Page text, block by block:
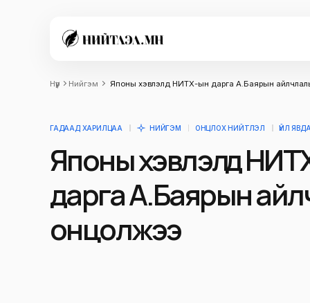
Нүүр Нийгэм Японы хэвлэлүүд НИТХ-ын дарга А.Баярын
ГАДААД ХАРИЛЦАА НИЙГЭМ ОНЦЛОХ НИЙТЛЭЛ ҮЙЛ
Японы хэвлэлүүд
дарга А.Баярын
онцолжээ